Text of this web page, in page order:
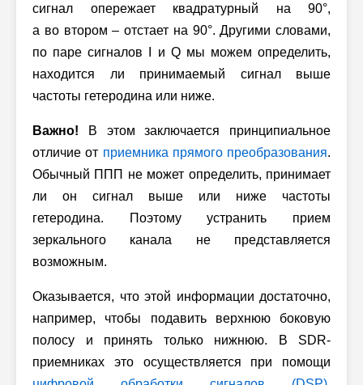
сигнал опережает квадратурный на 90°,
а во втором – отстает на 90°. Другими словами,
по паре сигналов I и Q мы можем определить,
находится ли принимаемый сигнал выше
частоты гетеродина или ниже.
Важно! В этом заключается принципиальное
отличие от приемника прямого преобразования.
Обычный ППП не может определить, принимает
ли он сигнал выше или ниже частоты
гетеродина. Поэтому устранить прием
зеркального канала не представляется
возможным.
Оказывается, что этой информации достаточно,
например, чтобы подавить верхнюю боковую
полосу и принять только нижнюю. В SDR-
приемниках это осуществляется при помощи